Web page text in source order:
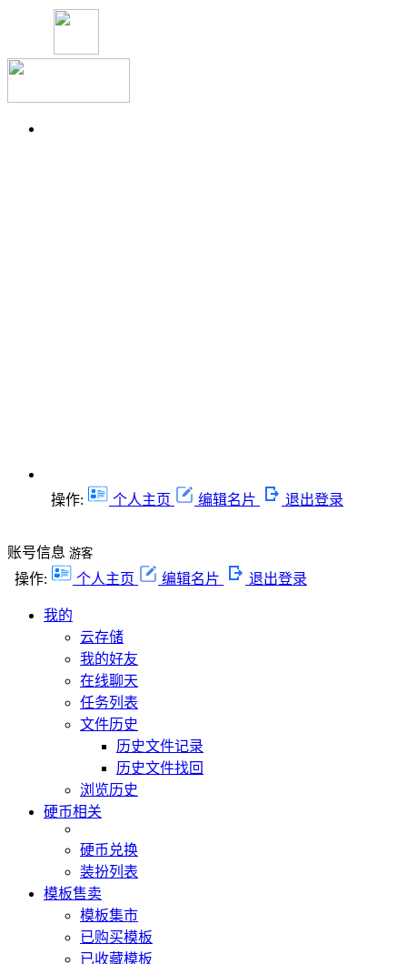
操作: 个人主页 编辑名片 退出登录
账号信息 游客
操作: 个人主页 编辑名片 退出登录
我的
云存储
我的好友
在线聊天
任务列表
文件历史
历史文件记录
历史文件找回
浏览历史
硬币相关
硬币兑换
装扮列表
模板售卖
模板集市
已购买模板
已收藏模板